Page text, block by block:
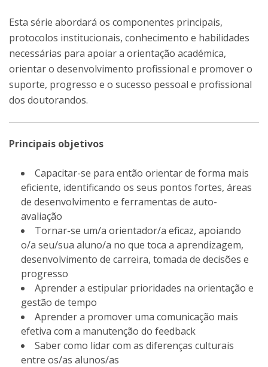
Esta série abordará os componentes principais,
protocolos institucionais, conhecimento e habilidades
necessárias para apoiar a orientação académica,
orientar o desenvolvimento profissional e promover o
suporte, progresso e o sucesso pessoal e profissional
dos doutorandos.
Principais objetivos
Capacitar-se para então orientar de forma mais
eficiente, identificando os seus pontos fortes, áreas
de desenvolvimento e ferramentas de auto-
avaliação
Tornar-se um/a orientador/a eficaz, apoiando
o/a seu/sua aluno/a no que toca a aprendizagem,
desenvolvimento de carreira, tomada de decisões e
progresso
Aprender a estipular prioridades na orientação e
gestão de tempo
Aprender a promover uma comunicação mais
efetiva com a manutenção do feedback
Saber como lidar com as diferenças culturais
entre os/as alunos/as